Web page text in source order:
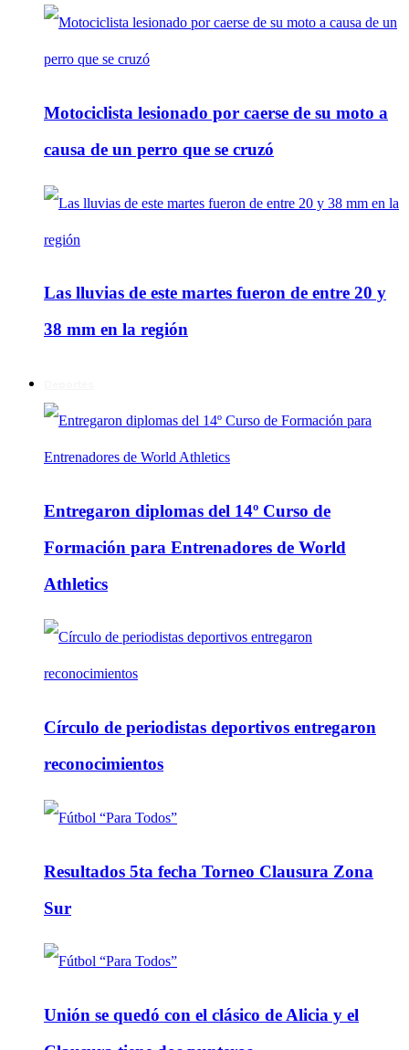
Motociclista lesionado por caerse de su moto a
causa de un perro que se cruzó
Las lluvias de este martes fueron de entre 20 y
38 mm en la región
Entregaron diplomas del 14º Curso de
Formación para Entrenadores de World
Athletics
Círculo de periodistas deportivos entregaron
reconocimientos
Resultados 5ta fecha Torneo Clausura Zona
Sur
Unión se quedó con el clásico de Alicia y el